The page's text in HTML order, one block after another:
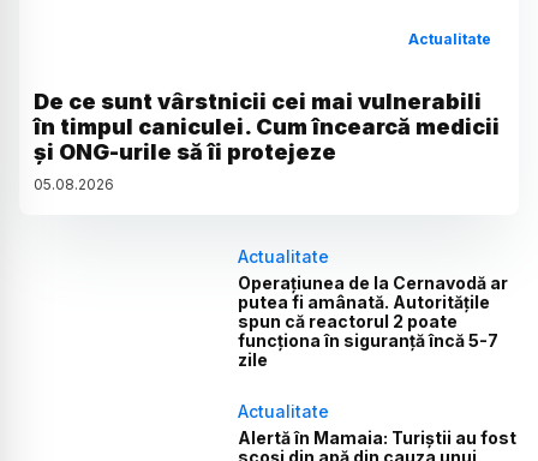
Actualitate
De ce sunt vârstnicii cei mai vulnerabili
în timpul caniculei. Cum încearcă medicii
și ONG-urile să îi protejeze
05.08.2026
Actualitate
Operațiunea de la Cernavodă ar
putea fi amânată. Autoritățile
spun că reactorul 2 poate
funcționa în siguranță încă 5-7
zile
Actualitate
Alertă în Mamaia: Turiștii au fost